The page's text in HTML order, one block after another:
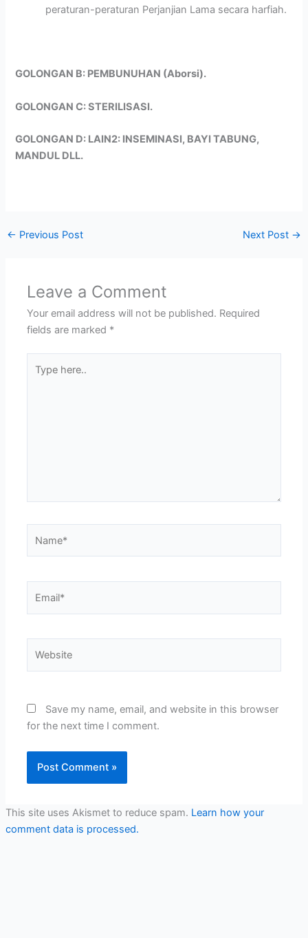
peraturan-peraturan Perjanjian Lama secara harfiah.
GOLONGAN B: PEMBUNUHAN (Aborsi).
GOLONGAN C: STERILISASI.
GOLONGAN D: LAIN2: INSEMINASI, BAYI TABUNG,
MANDUL DLL.
← Previous Post Next Post →
Leave a Comment
Your email address will not be published. Required
fields are marked *
here..
Save my name, email, and website in this browser
for the next time I comment.
This site uses Akismet to reduce spam. Learn how your
comment data is processed.